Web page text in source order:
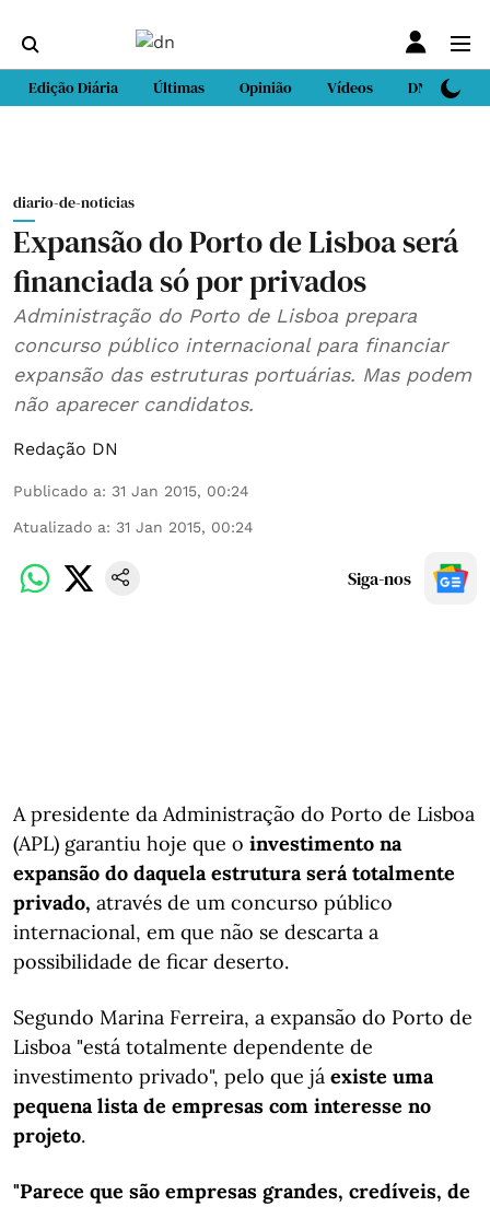
Edição Diária Últimas Opinião Vídeos DN Sport
diario-de-noticias
Expansão do Porto de Lisboa será
financiada só por privados
Administração do Porto de Lisboa prepara
concurso público internacional para financiar
expansão das estruturas portuárias. Mas podem
não aparecer candidatos.
Redação DN
Publicado a: 31 Jan 2015, 00:24
Atualizado a: 31 Jan 2015, 00:24
Siga-nos
A presidente da Administração do Porto de Lisboa
(APL) garantiu hoje que o investimento na
expansão do daquela estrutura será totalmente
privado, através de um concurso público
internacional, em que não se descarta a
possibilidade de ficar deserto.
Segundo Marina Ferreira, a expansão do Porto de
Lisboa "está totalmente dependente de
investimento privado", pelo que já existe uma
pequena lista de empresas com interesse no
projeto.
"Parece que são empresas grandes, credíveis, de